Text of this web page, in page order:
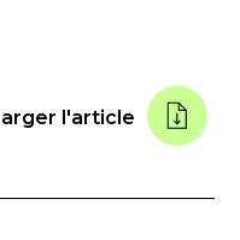
l'article